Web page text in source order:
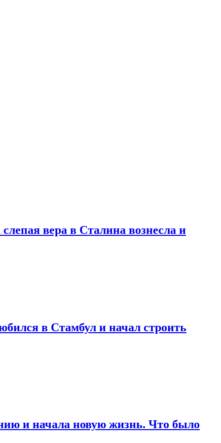
вера в Сталина вознесла и
в Стамбул и начал строить
и начала новую жизнь. Что было